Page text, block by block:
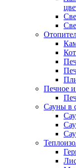
Печное
Сауны в